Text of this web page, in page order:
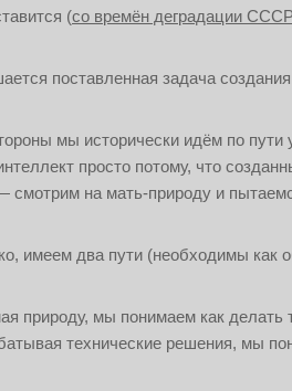
(со времён деградации СССР
поставленная задача
мы исторически идём по пути
просто потому, что
смотрим на мать-природу и
имеем два пути (необходимы как
природу, мы понимаем как делать
технические решения, мы